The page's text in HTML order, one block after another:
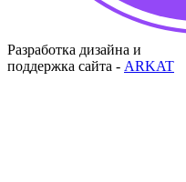
Разработка дизайна и
поддержка сайта - ARKAT